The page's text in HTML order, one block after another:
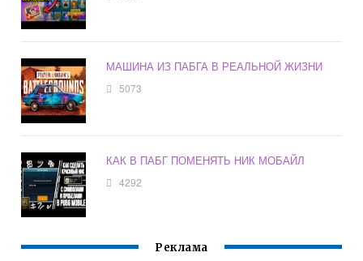
МАШИНА ИЗ ПАБГА В РЕАЛЬНОЙ ЖИЗНИ
5073
КАК В ПАБГ ПОМЕНЯТЬ НИК МОБАЙЛ
4292
Реклама